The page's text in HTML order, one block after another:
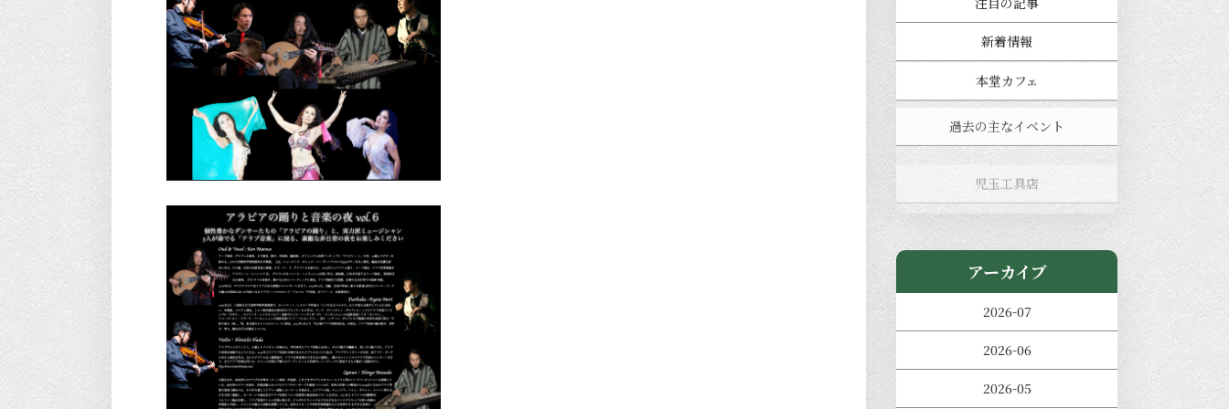
新着情報
本堂カフェ
過去の主なイベント
児玉工具店
きのえねまるしぇ
アーカイブ
2026-07
2026-06
2026-05